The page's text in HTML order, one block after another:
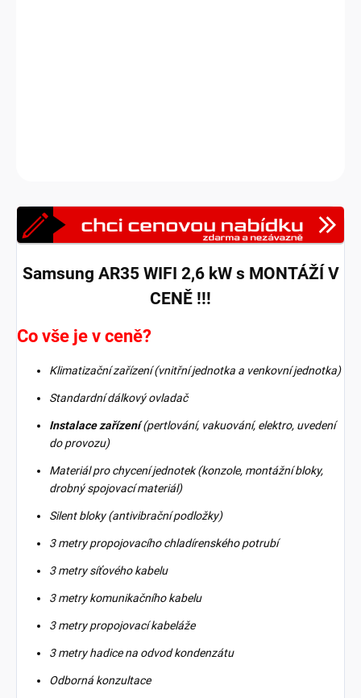
Samsung AR35 WIFI 2,6 kW s MONTÁŽÍ V
CENĚ !!!
Co vše je v ceně?
Klimatizační zařízení (vnitřní jednotka a venkovní jednotka)
Standardní dálkový ovladač
Instalace zařízení(pertlování, vakuování, elektro, uvedení
do provozu)
Materiál pro chycení jednotek (konzole, montážní bloky,
drobný spojovací materiál)
Silent bloky (antivibrační podložky)
3 metry propojovacího chladírenského potrubí
3 metry síťového kabelu
3 metry komunikačního kabelu
3 metry propojovací kabeláže
3 metry hadice na odvod kondenzátu
Odborná konzultace